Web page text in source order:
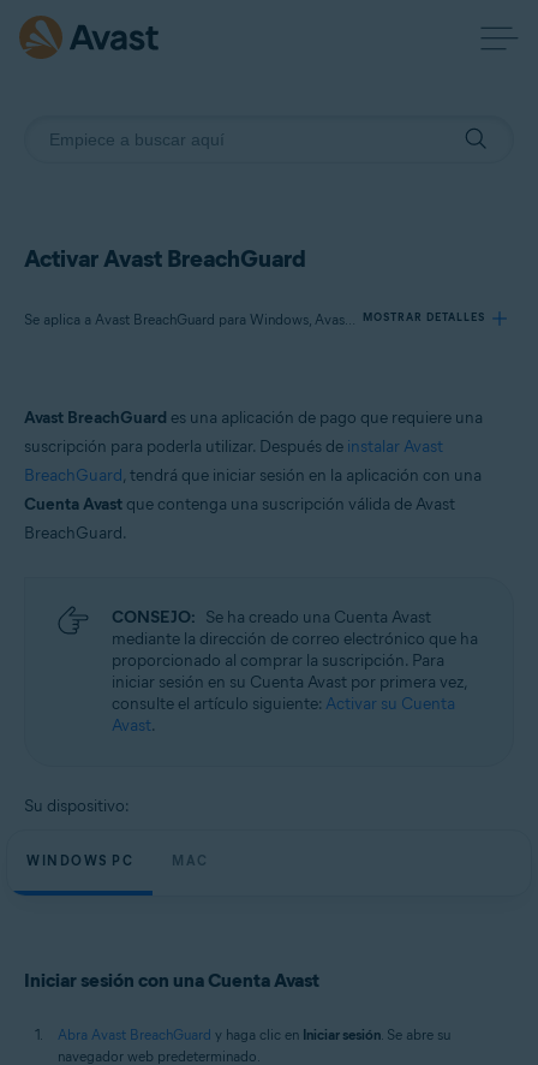
Activar Avast BreachGuard
Se aplica a Avast BreachGuard para Windows, Avast BreachGuard para Mac MOSTRAR DETALLES
Productos:
Avast BreachGuard 24.x para Windows
Sistemas operativos:
Microsoft Windows 8/Pro/Enterprise - 32 o 64 bits
Microsoft Windows 7 Home Basic/Home
Premium/Professional/Enterprise/Ultimate - Service Pack 1, 32 o 64 bits
Apple macOS 14.x (Sonoma)
Apple macOS 13.x (Ventura)
Apple macOS 10.14.x (Mojave)
Avast BreachGuard es una aplicación de pago que requiere una
suscripción para poderla utilizar. Después de instalar Avast
BreachGuard, tendrá que iniciar sesión en la aplicación con una
Cuenta Avast que contenga una suscripción válida de Avast
BreachGuard.
CONSEJO: Se ha creado una Cuenta Avast
mediante la dirección de correo electrónico que ha
proporcionado al comprar la suscripción. Para
iniciar sesión en su Cuenta Avast por primera vez,
consulte el artículo siguiente: Activar su Cuenta
Avast.
Su dispositivo:
WINDOWS PC MAC
Iniciar sesión con una Cuenta Avast
Abra Avast BreachGuard y haga clic en Iniciar sesión. Se abre su
navegador web predeterminado.